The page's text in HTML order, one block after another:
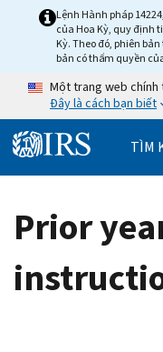
Skip to main content
Lệnh Hành pháp
của Hoa Kỳ, quy định
Kỳ. Theo đó, phiên
bản có thẩm quyền
Một trang web chính
Đây là cách bạn biết
TÌM
Prior